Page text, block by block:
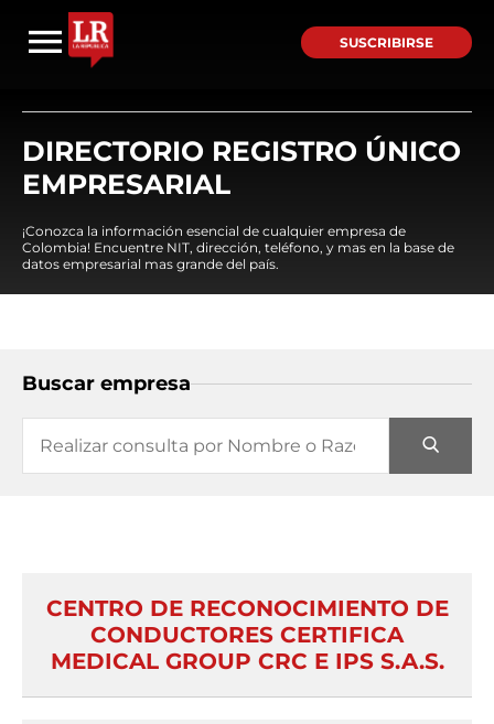
SUSCRIBIRSE
DIRECTORIO REGISTRO ÚNICO
EMPRESARIAL
¡Conozca la información esencial de cualquier empresa de
Colombia! Encuentre NIT, dirección, teléfono, y mas en la base de
datos empresarial mas grande del país.
Buscar empresa
CENTRO DE RECONOCIMIENTO DE
CONDUCTORES CERTIFICA
MEDICAL GROUP CRC E IPS S.A.S.